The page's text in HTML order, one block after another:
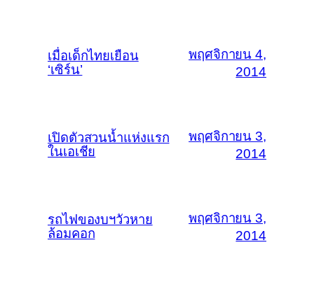
เมื่อเด็กไทยเยือน
‘เซิร์น’
พฤศจิกายน 4,
2014
เปิดตัวสวนน้ำแห่งแรก
ในเอเชีย
พฤศจิกายน 3,
2014
รถไฟของบฯวัวหาย
ล้อมคอก
พฤศจิกายน 3,
2014